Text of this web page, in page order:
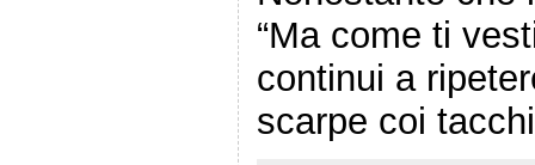
“Ma come ti
continui a
scarpe coi